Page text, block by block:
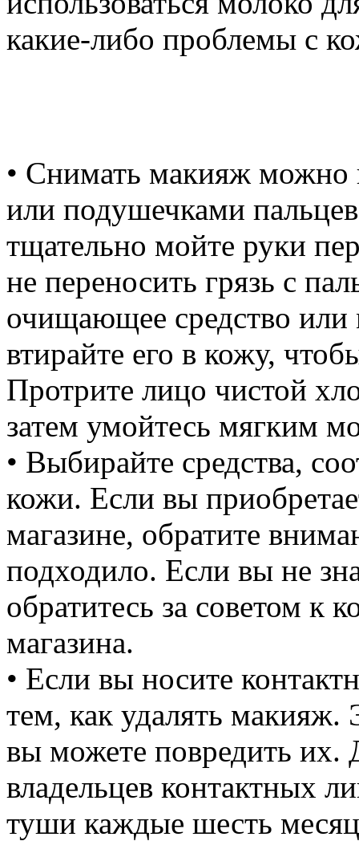
какие-либо проблемы с
• Снимать макияж
или подушечками
тщательно мойте руки
не переносить грязь с
очищающее средство или
втирайте его в кожу,
Протрите лицо чистой
затем умойтесь мягким
• Выбирайте средства,
кожи. Если вы
магазине, обратите
подходило. Если вы не
обратитесь за советом к
магазина.
• Если вы носите
тем, как удалять макияж.
вы можете повредить их.
владельцев контактных
туши каждые шесть